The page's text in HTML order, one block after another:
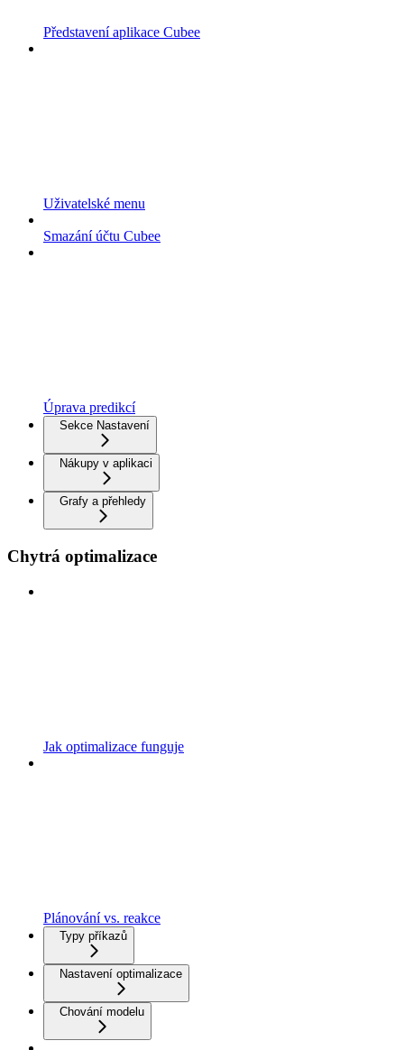
Představení aplikace Cubee
Uživatelské menu
Smazání účtu Cubee
Úprava predikcí
Sekce Nastavení
Nákupy v aplikaci
Grafy a přehledy
Chytrá optimalizace
Jak optimalizace funguje
Plánování vs. reakce
Typy příkazů
Nastavení optimalizace
Chování modelu